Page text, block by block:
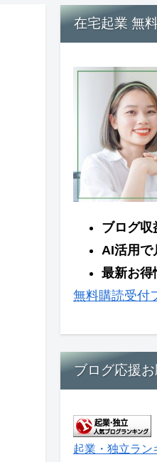
在宅起業 無
ブログ収
AI活用で
最新お得
無料購読受付
ブログ応援
起業・独立ラン